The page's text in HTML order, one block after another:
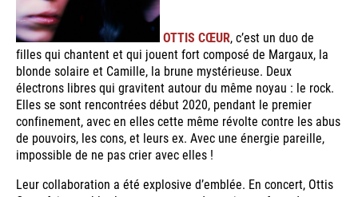
OTTIS CŒUR, c’est un duo de
filles qui chantent et qui jouent fort composé de Margaux, la
blonde solaire et Camille, la brune mystérieuse. Deux
électrons libres qui gravitent autour du même noyau : le rock.
Elles se sont rencontrées début 2020, pendant le premier
confinement, avec en elles cette même révolte contre les abus
de pouvoirs, les cons, et leurs ex. Avec une énergie pareille,
impossible de ne pas crier avec elles !
Leur collaboration a été explosive d’emblée. En concert, Ottis